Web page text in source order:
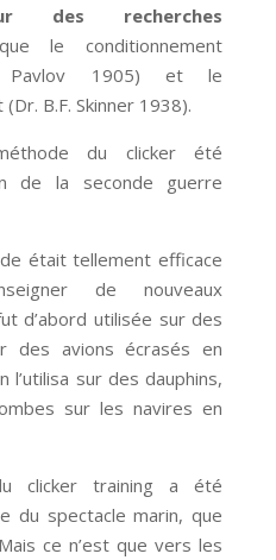
des recherches
le conditionnement
Pavlov 1905) et le
B.F. Skinner 1938).
du clicker été
de la seconde guerre
était tellement efficace
de nouveaux
d’abord utilisée sur des
des avions écrasés en
l’utilisa sur des dauphins,
sur les navires en
clicker training a été
du spectacle marin, que
ce n’est que vers les